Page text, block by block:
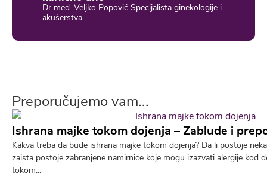
Dr med. Veljko Popović Specijalista ginekologije i
akušerstva
Preporučujemo vam...
Ishrana majke tokom dojenja – Zablude i
Kakva treba da bude ishrana majke tokom dojenja? Da li postoje
zaista postoje zabranjene namirnice koje mogu izazvati alergije kod
tokom...